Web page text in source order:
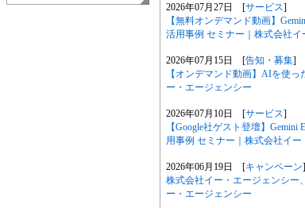
2026年07月27日 [サービス]
【無料オンデマンド動画】
活用事例 セミナー｜株式会社
2026年07月15日 [告知・募集]
【オンデマンド動画】AIを使
ー・エージェンシー
2026年07月10日 [サービス]
【Google社ゲスト登壇】
用事例 セミナー｜株式会社イ
2026年06月19日 [キャンペーン]
株式会社イー・エージェンシー
ー・エージェンシー